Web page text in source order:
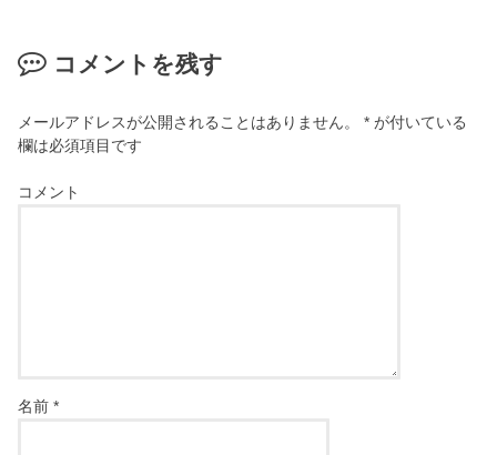
コメントを残す
メールアドレスが公開されることはありません。 * が付いている
欄は必須項目です
コメント
名前*